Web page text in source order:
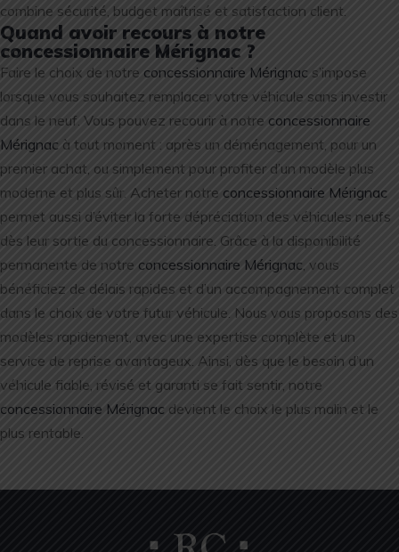
combine sécurité, budget maîtrisé et satisfaction client.
Quand avoir recours à notre
concessionnaire Mérignac ?
Faire le choix de notre concessionnaire Mérignac s’impose
lorsque vous souhaitez remplacer votre véhicule sans investir
dans le neuf. Vous pouvez recourir à notre concessionnaire
Mérignac à tout moment : après un déménagement, pour un
premier achat, ou simplement pour profiter d’un modèle plus
moderne et plus sûr. Acheter notre concessionnaire Mérignac
permet aussi d’éviter la forte dépréciation des véhicules neufs
dès leur sortie du concessionnaire. Grâce à la disponibilité
permanente de notre concessionnaire Mérignac , vous
bénéficiez de délais rapides et d’un accompagnement complet
dans le choix de votre futur véhicule. Nous vous proposons des
modèles rapidement, avec une expertise complète et un
service de reprise avantageux. Ainsi, dès que le besoin d’un
véhicule fiable, révisé et garanti se fait sentir, notre
concessionnaire Mérignac devient le choix le plus malin et le
plus rentable.